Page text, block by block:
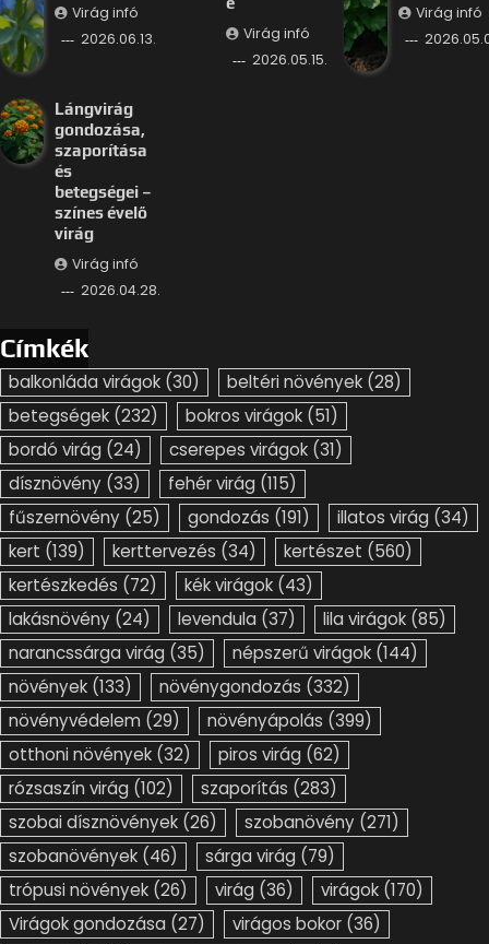
Virág infó
2026.06.13.
Virág infó
2026.05.15.
Virág infó
Lángvirág
gondozása,
szaporítása
és
betegségei –
színes évelő
virág
Virág infó
2026.04.28.
Címkék
balkonláda virágok (30) beltéri növények (28)
betegségek (232) bokros virágok (51)
bordó virág (24) cserepes virágok (31)
dísznövény (33) fehér virág (115)
fűszernövény (25) gondozás (191) illatos virág (34)
kert (139) kerttervezés (34) kertészet (560)
kertészkedés (72) kék virágok (43)
lakásnövény (24) levendula (37) lila virágok (85)
narancssárga virág (35) népszerű virágok (144)
növények (133) növénygondozás (332)
növényvédelem (29) növényápolás (399)
otthoni növények (32) piros virág (62)
rózsaszín virág (102) szaporítás (283)
szobai dísznövények (26) szobanövény (271)
szobanövények (46) sárga virág (79)
trópusi növények (26) virág (36) virágok (170)
Virágok gondozása (27) virágos bokor (36)